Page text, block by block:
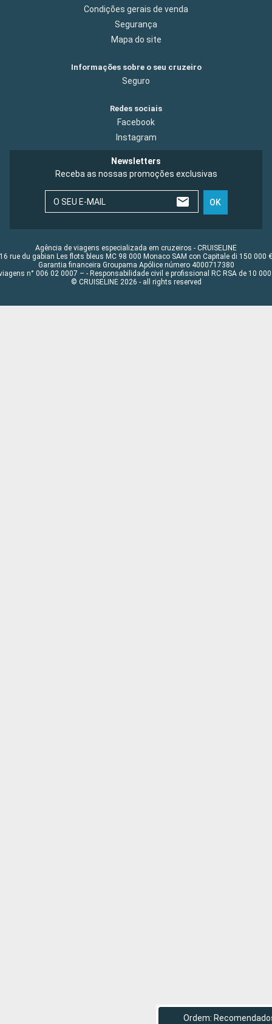
Ordem:
Condições gerais de venda
Segurança
Mapa do site
Informações sobre o seu cruzeiro
Seguro
Redes sociais
Facebook
Instagram
Newsletters
Receba as nossas promoções exclusivas
O SEU E-MAIL OK
Agência de viagens especializada em cruzeiros - CRUISELINE
16 rue du gabian Les flots bleus MC 98 000 Monaco SAM con Capitale di 150 000 €
Garantia financeira Groupama Apólice número 4000717380
n° 006 02 0007 – - Responsabilidade civil e profissional RC RSA de 10 000
© CRUISELINE 2026 - all rights reserved